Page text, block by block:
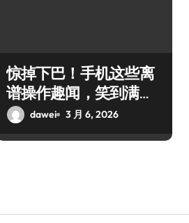
惊掉下巴！手机这些离
谱操作趣闻，笑到满地
找牙dawei 3 月 6, 2026